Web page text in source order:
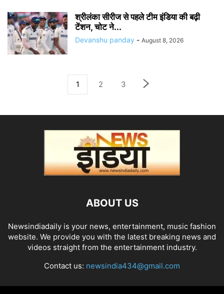
श्रीलंका सीरीज से पहले टीम इंडिया की बढ़ी
टेंशन, चोट ने...
Devanshu panday - August 8, 2026
1 2 3
ABOUT US
Newsindiadaily is your news, entertainment, music fashion
website. We provide you with the latest breaking news and
videos straight from the entertainment industry.
Contact us: newsindia434@gmail.com